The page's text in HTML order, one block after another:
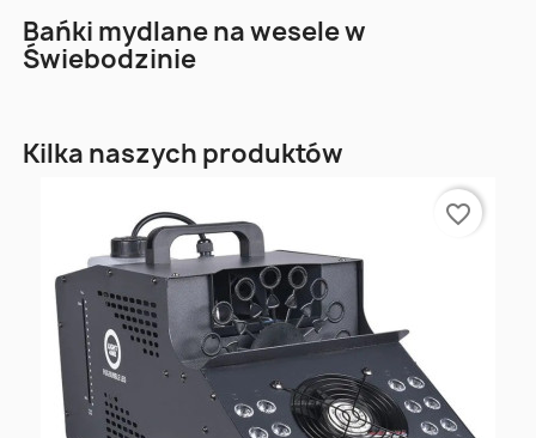
Bańki mydlane na wesele w
Świebodzinie
Kilka naszych produktów
favorite_border